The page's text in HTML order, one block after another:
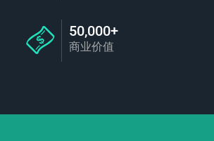
50,000+
商业价值